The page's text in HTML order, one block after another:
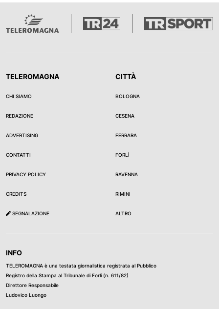
TELEROMAGNA
CHI SIAMO
REDAZIONE
ADVERTISING
CONTATTI
PRIVACY POLICY
CREDITS
SEGNALAZIONE
CITTÀ
BOLOGNA
CESENA
FERRARA
FORLÌ
RAVENNA
RIMINI
ALTRO
INFO
TELEROMAGNA è una testata giornalistica registrata al Pubblico
Registro della Stampa al Tribunale di Forli (n. 611/82)
Direttore Responsabile
Ludovico Luongo